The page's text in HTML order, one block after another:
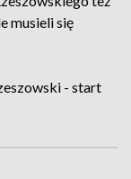
musieli się
- start